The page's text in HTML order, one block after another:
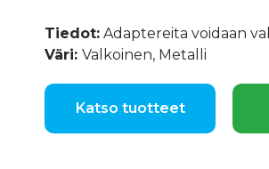
Tiedot: Adaptereita voidaan
Väri: Valkoinen, Metalli
Katso tuotteet